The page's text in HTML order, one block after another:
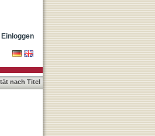
Einloggen
nach Titel